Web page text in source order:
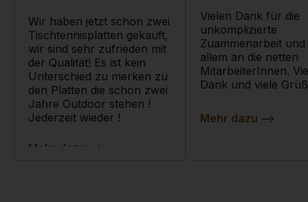
Wir haben jetzt schon zwei
Tischtennisplatten gekauft,
wir sind sehr zufrieden mit
der Qualität! Es ist kein
Unterschied zu merken zu
den Platten die schon zwei
Jahre Outdoor stehen !
Jederzeit wieder !
Mehr dazu -->
Vielen Dank für die
unkomplizierte
Zuammenarbeit
allem an die netten
MitarbeiterInnen.
Dank und viele
Mehr dazu -->